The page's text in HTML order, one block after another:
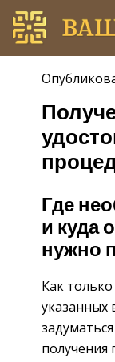
Где
и куда
нужно
Как
указанных
получения